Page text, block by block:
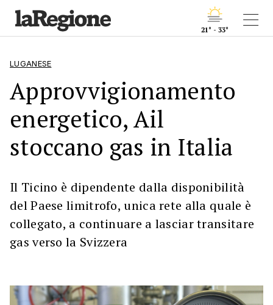
21° - 33°
LUGANESE
Approvvigionamento
energetico, Ail
stoccano gas in Italia
Il Ticino è dipendente dalla disponibilità
del Paese limitrofo, unica rete alla quale è
collegato, a continuare a lasciar transitare
gas verso la Svizzera